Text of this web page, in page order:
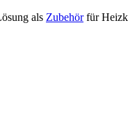
als Zubehörfür